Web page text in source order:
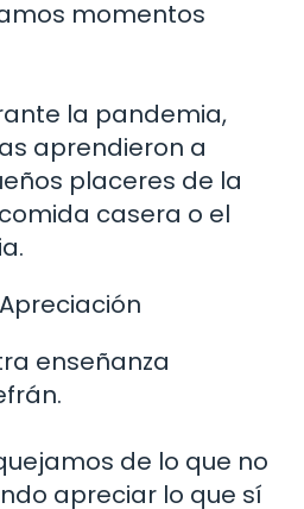
momentos
la pandemia,
aprendieron a
placeres de la
casera o el
enseñanza
de lo que no
apreciar lo que sí